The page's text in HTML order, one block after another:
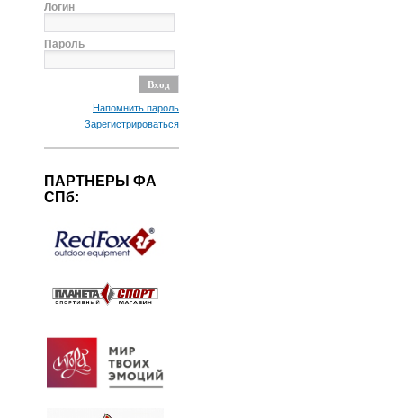
Логин
Пароль
Напомнить пароль
Зарегистрироваться
ПАРТНЕРЫ ФА
СПб: